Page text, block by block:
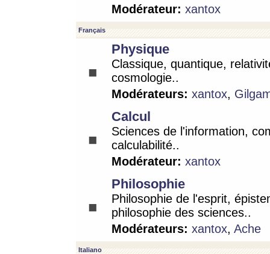
Modérateur: xantox
Français
Physique
Classique, quantique,
cosmologie..
Modérateurs: xantox,
Calcul
Sciences de l'information,
calculabilité..
Modérateur: xantox
Philosophie
Philosophie de l'esprit,
philosophie des sciences..
Modérateurs: xantox, Ache
Italiano